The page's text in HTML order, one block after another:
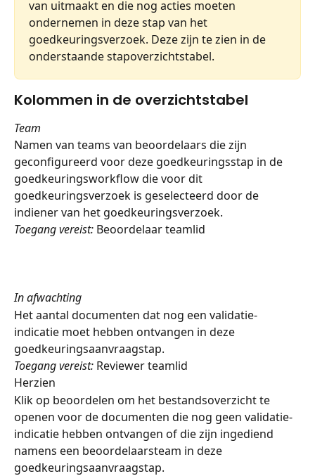
van uitmaakt en die nog acties moeten
ondernemen in deze stap van het
goedkeuringsverzoek. Deze zijn te zien in de
onderstaande stapoverzichtstabel.
Kolommen in de overzichtstabel
Team
Namen van teams van beoordelaars die zijn
geconfigureerd voor deze goedkeuringsstap in de
goedkeuringsworkflow die voor dit
goedkeuringsverzoek is geselecteerd door de
indiener van het goedkeuringsverzoek.
Toegang vereist: Beoordelaar teamlid
In afwachting
Het aantal documenten dat nog een validatie-
indicatie moet hebben ontvangen in deze
goedkeuringsaanvraagstap.
Toegang vereist: Reviewer teamlid
Herzien
Klik op beoordelen om het bestandsoverzicht te
openen voor de documenten die nog geen validatie-
indicatie hebben ontvangen of die zijn ingediend
namens een beoordelaarsteam in deze
goedkeuringsaanvraagstap.